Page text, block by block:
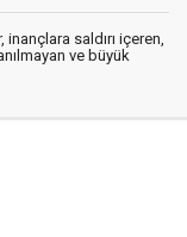
saldırı içeren,
ve büyük